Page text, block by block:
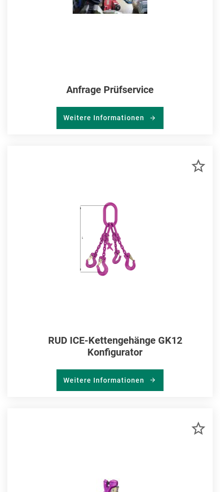
Anfrage Prüfservice
Weitere Informationen
RUD ICE-Kettengehänge GK12
Konfigurator
Weitere Informationen